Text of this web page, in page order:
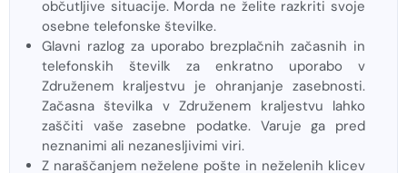
občutljive situacije. Morda ne želite razkriti svoje
osebne telefonske številke.
Glavni razlog za uporabo brezplačnih začasnih in
telefonskih številk za enkratno uporabo v
Združenem kraljestvu je ohranjanje zasebnosti.
Začasna številka v Združenem kraljestvu lahko
zaščiti vaše zasebne podatke. Varuje ga pred
neznanimi ali nezanesljivimi viri.
Z naraščanjem neželene pošte in neželenih klicev